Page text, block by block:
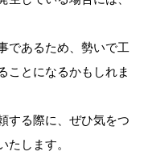
であるため、勢いで工
ことになるかもしれま
する際に、ぜひ気をつ
たします。